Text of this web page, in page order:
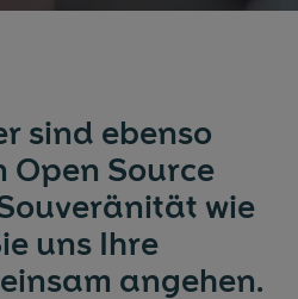
sind ebenso
Open Source
wie
uns Ihre
angehen.